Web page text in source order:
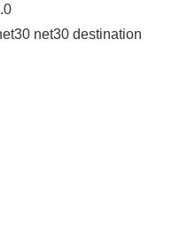
net30 destination